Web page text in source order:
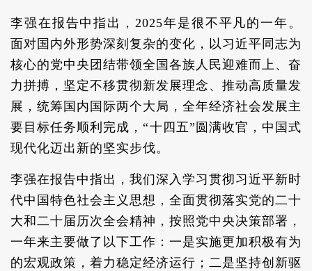
李强在报告中指出，2025年是很不平凡的一年。
面对国内外形势深刻复杂的变化，以习近平同志为
核心的党中央团结带领全国各族人民迎难而上、奋
力拼搏，坚定不移贯彻新发展理念、推动高质量发
展，统筹国内国际两个大局，全年经济社会发展主
要目标任务顺利完成，“十四五”圆满收官，中国式
现代化迈出新的坚实步伐。
李强在报告中指出，我们深入学习贯彻习近平新时
代中国特色社会主义思想，全面贯彻落实党的二十
大和二十届历次全会精神，按照党中央决策部署，
一年来主要做了以下工作：一是实施更加积极有为
的宏观政策，着力稳定经济运行；二是坚持创新驱